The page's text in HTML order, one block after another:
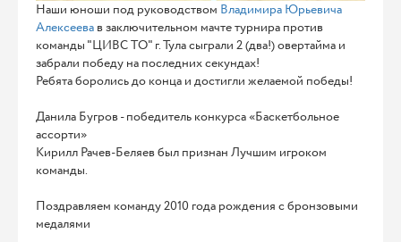
Наши юноши под руководством Владимира Юрьевича
Алексеева в заключительном мачте турнира против
команды "ЦИВС ТО" г. Тула сыграли 2 (два!) овертайма и
забрали победу на последних секундах!
Ребята боролись до конца и достигли желаемой победы!
Данила Бугров - победитель конкурса «Баскетбольное
ассорти»
Кирилл Рачев-Беляев был признан Лучшим игроком
команды.
Поздравляем команду 2010 года рождения с бронзовыми
медалями